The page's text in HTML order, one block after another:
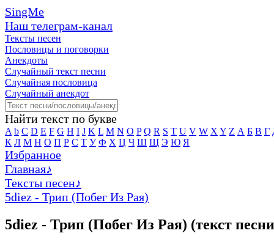
SingMe
Наш телеграм-канал
Тексты песен
Пословицы и поговорки
Анекдоты
Случайный текст песни
Случайная пословица
Случайный анекдот
Найти текст по букве
A b C D E F G H I J K L M N O P Q R S T U V W X Y Z А Б В Г
К Л М Н О П Р С Т У Ф Х Ц Ч Ш Щ Э Ю Я
Избранное
Главная♪
Тексты песен♪
5diez - Трип (Побег Из Рая)
5diez - Трип (Побег Из Рая) (текст